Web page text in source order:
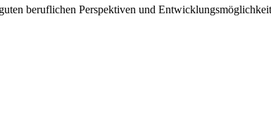
beruflichen Perspektiven und